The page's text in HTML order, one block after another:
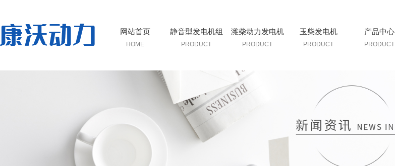
网站首页
HOME
静音型发电机组
PRODUCT
潍柴动力发电机
PRODUCT
玉柴发电机
PRODUCT
产品中心
PRODUCT